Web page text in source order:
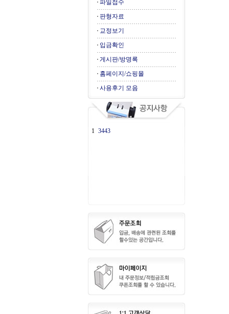
파일접수
판형자료
교정보기
입금확인
게시판/방명록
홈페이지/쇼핑몰
사용후기 모음
1 3443